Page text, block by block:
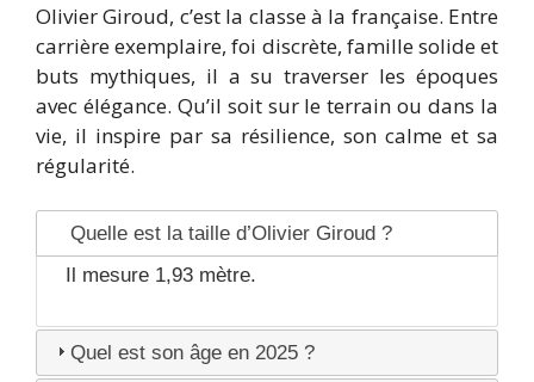
Olivier Giroud, c’est la classe à la française. Entre
carrière exemplaire, foi discrète, famille solide et
buts mythiques, il a su traverser les époques
avec élégance. Qu’il soit sur le terrain ou dans la
vie, il inspire par sa résilience, son calme et sa
régularité.
Quelle est la taille d’Olivier Giroud ?
Il mesure 1,93 mètre.
Quel est son âge en 2025 ?